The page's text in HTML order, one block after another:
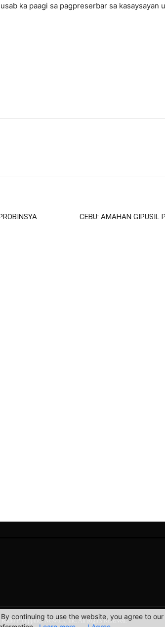
ka paagi sa pagpreserbar sa kasaysayan
CEBU: AMAHAN GIPUSIL
Philippines Network, Inc. All Rights Reserved.
continuing to use the website, you agree to